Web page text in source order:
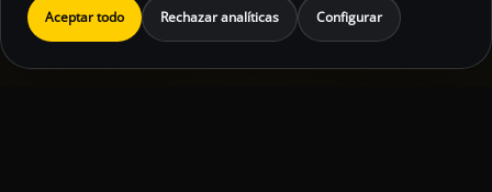
Aceptar todo Rechazar analíticas Configurar